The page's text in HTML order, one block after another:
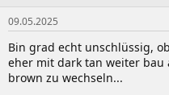
09.05.2025
Bin grad echt unschlüssig,
eher mit dark tan weiter
brown zu wechseln...